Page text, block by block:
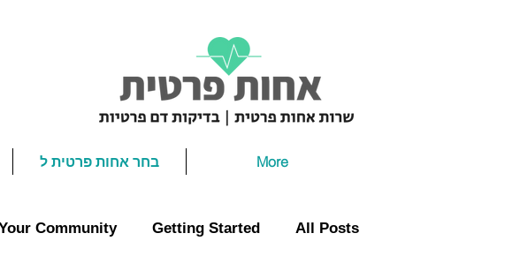
בחר אחות פרטית ל More
All Posts
Getting Started
Community